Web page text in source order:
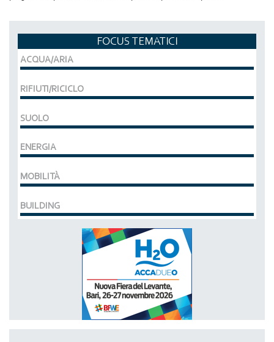
FOCUS TEMATICI
ACQUA/ARIA
RIFIUTI/RICICLO
SUOLO
ENERGIA
MOBILITÀ
BUILDING
DAL 07-03-2028 AL 10-03-2028,
ACCADUEO (H20) edizione BOLOGNA